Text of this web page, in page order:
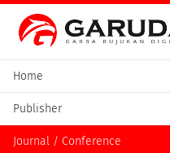
Home
Publisher
Journal / Conference